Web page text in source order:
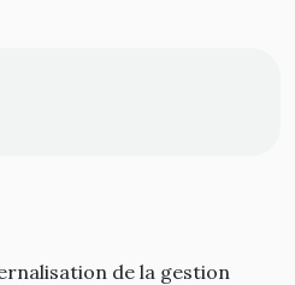
de la gestion